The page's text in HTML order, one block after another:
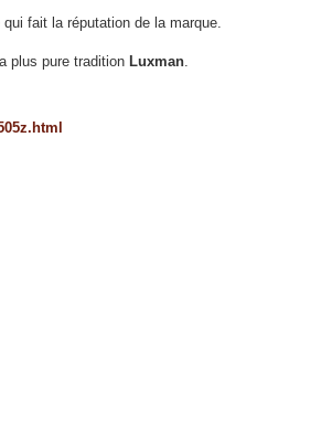
fait la réputation de la marque.
plus pure tradition Luxman.